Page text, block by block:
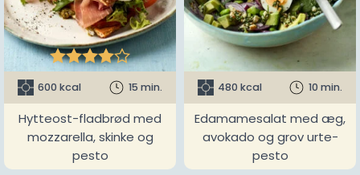

600 kcal 15 min.
Hytteost-fladbrød med
mozzarella, skinke og
pesto
480 kcal 10 min.
Edamamesalat med æg,
avokado og grov urte-
pesto